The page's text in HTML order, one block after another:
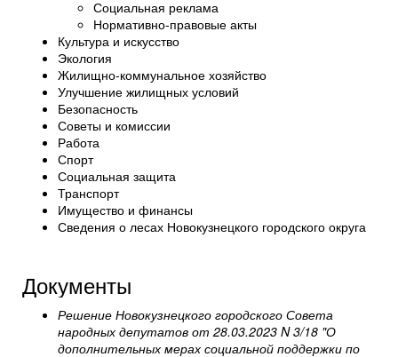
Социальная реклама
Нормативно-правовые акты
Культура и искусство
Экология
Жилищно-коммунальное хозяйство
Улучшение жилищных условий
Безопасность
Советы и комиссии
Работа
Спорт
Социальная защита
Транспорт
Имущество и финансы
Сведения о лесах Новокузнецкого городского округа
Документы
Решение Новокузнецкого городского Совета
народных депутатов от 28.03.2023 N 3/18 "О
дополнительных мерах социальной поддержки по